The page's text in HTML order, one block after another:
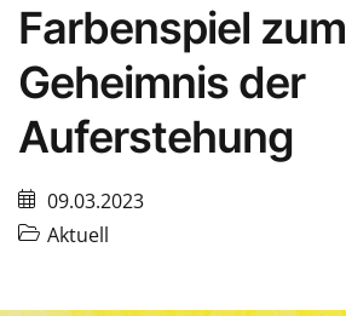
Farbenspiel zum
Geheimnis der
Auferstehung
09.03.2023
Aktuell